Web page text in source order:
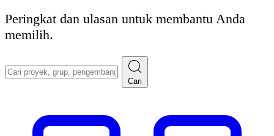
Peringkat dan ulasan untuk membantu Anda
memilih.
Cari